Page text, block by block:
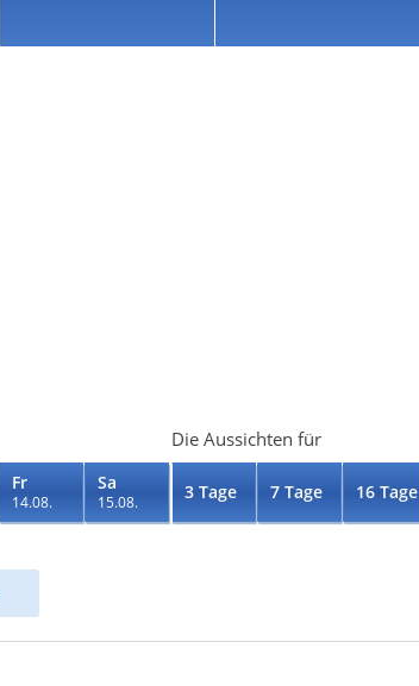
Fr
14.08.
Sa
15.08.
Die Aussichten für
3 Tage 7 Tage 16 Tage